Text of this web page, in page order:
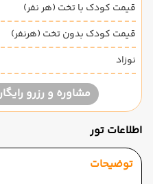
قیمت کودک با تخت (هر نفر)
قیمت کودک بدون تخت (هرنفر)
نوزاد
مشاوره و رزرو
اطلاعات تور
توضیحات